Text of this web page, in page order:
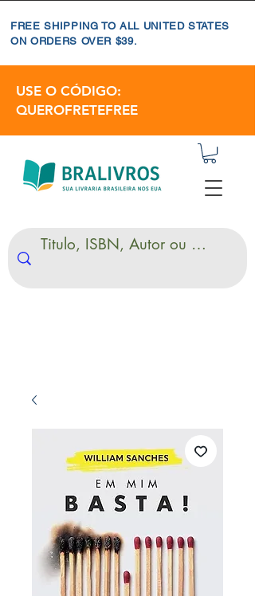
FREE SHIPPING TO ALL UNITED STATES
ON ORDERS OVER $39.
USE O CÓDIGO:
QUEROFRETEFREE